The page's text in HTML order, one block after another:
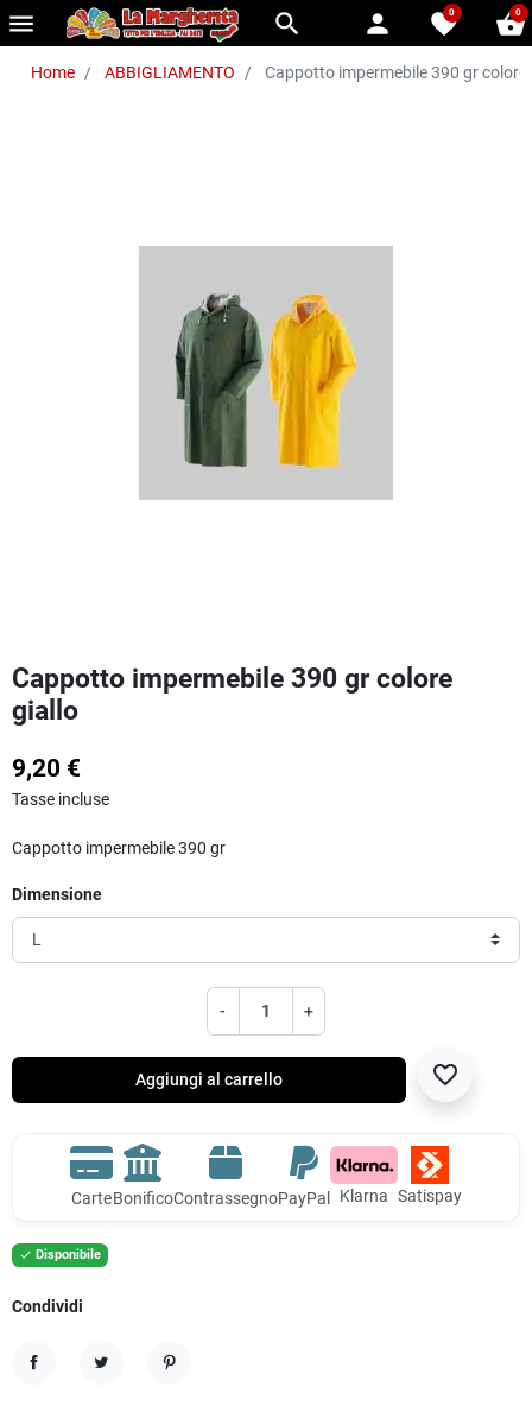
menu search person favorite
0 shopping_basket
0
Home ABBIGLIAMENTO Cappotto impermebile 390 gr colore
Cappotto impermebile 390 gr colore
giallo
9,20 €
Tasse incluse
Cappotto impermebile 390 gr
Dimensione
- +
Aggiungi al carrello favorite_border
CarteBonificoContrassegnoPayPal Klarna Satispay
 Disponibile
Condividi